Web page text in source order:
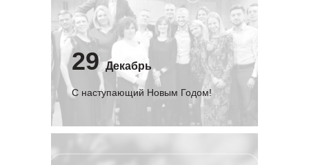
29 Декабрь
С наступающий Новым Годом!